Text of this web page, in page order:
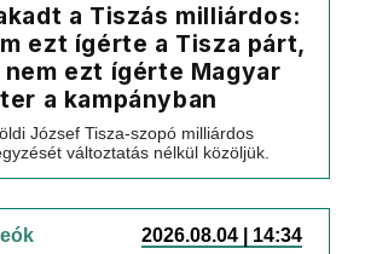
a Tiszás milliárdos:
ezt ígérte a Tisza párt,
nem ezt ígérte Magyar
a kampányban
József Tisza-szopó milliárdos
változtatás nélkül közöljük.
2026.08.04 | 14:34